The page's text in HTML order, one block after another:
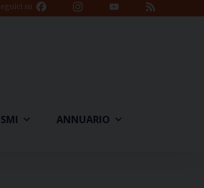
su Facebook InstagramYouTube
Channel
ANNUARIO